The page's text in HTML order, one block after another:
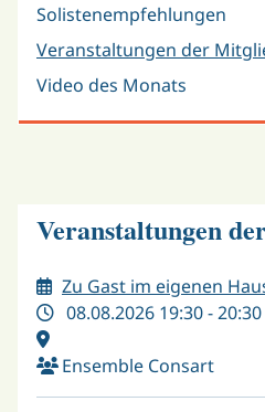
Solistenempfehlungen
Veranstaltungen der
Video des Monats
Veranstaltungen
Zu Gast im eigenen
08.08.2026 19:30 - 20:30
Ensemble Consart